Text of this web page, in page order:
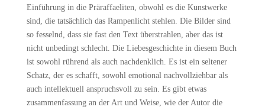
Einführung in die Präraffaeliten, obwohl es die Kunstwerke
sind, die tatsächlich das Rampenlicht stehlen. Die Bilder sind
so fesselnd, dass sie fast den Text überstrahlen, aber das ist
nicht unbedingt schlecht. Die Liebesgeschichte in diesem Buch
ist sowohl rührend als auch nachdenklich. Es ist ein seltener
Schatz, der es schafft, sowohl emotional nachvollziehbar als
auch intellektuell anspruchsvoll zu sein. Es gibt etwas
zusammenfassung an der Art und Weise, wie der Autor die